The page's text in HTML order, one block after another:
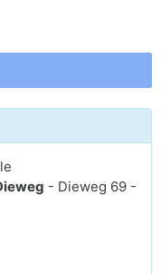
- Dieweg 69 -